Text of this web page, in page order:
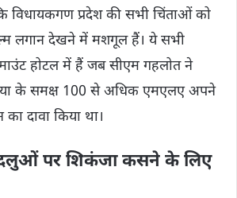
विधायकगण प्रदेश की सभी चिंताओं को
लगान देखने में मशगूल हैं। ये सभी
होटल में हैं जब सीएम गहलोत ने
के समक्ष 100 से अधिक एमएलए अपने
दावा किया था।
पर शिकंजा कसने के लिए